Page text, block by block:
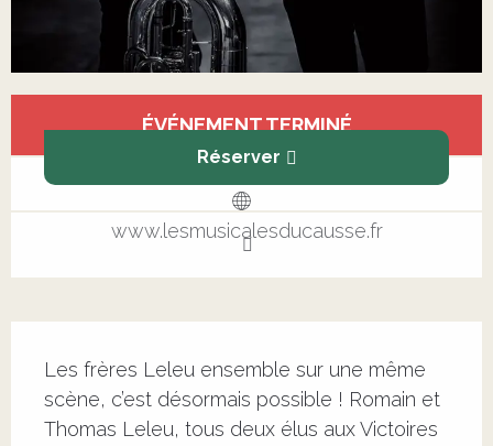
Ouverture et coordonnées
ÉVÉNEMENT TERMINÉ
Réserver
www.lesmusicalesducausse.fr
Les frères Leleu ensemble sur une même
scène, c’est désormais possible ! Romain et
Thomas Leleu, tous deux élus aux Victoires